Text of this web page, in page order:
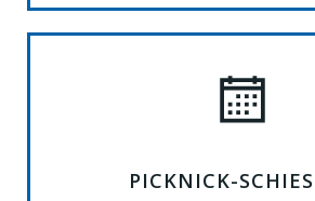
PICKNICK-